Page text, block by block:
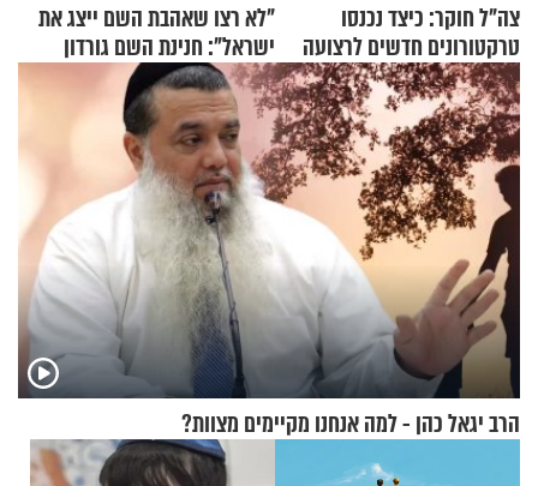
צה"ל חוקר: כיצד נכנסו
טרקטורונים חדשים לרצועה
"לא רצו שאהבת השם ייצג את
ישראל": חנינת השם גורדון
בריאיון מעורר השראה
הרב יגאל כהן - למה אנחנו מקיימים מצוות?